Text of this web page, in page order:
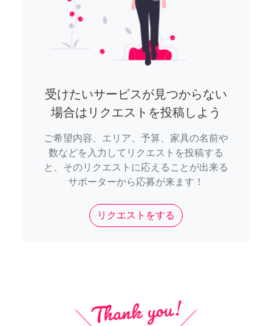
受けたいサービスが見つからない
場合はリクエストを投稿しよう
ご希望内容、エリア、予算、家具の名前や
数などを入力してリクエストを投稿する
と、そのリクエストに応えることが出来る
サポーターから応募が来ます！
リクエストをする